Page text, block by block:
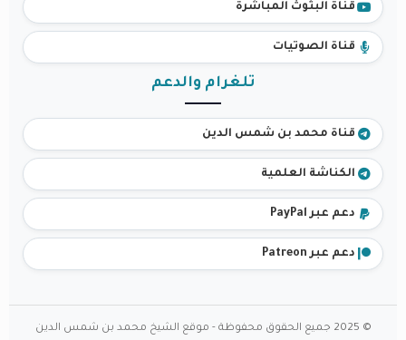
قناة البثوث المباشرة
قناة الصوتيات
تلغرام والدعم
قناة محمد بن شمس الدين
الكناشة العلمية
دعم عبر PayPal
دعم عبر Patreon
© 2025 جميع الحقوق محفوظة - موقع الشيخ محمد بن شمس الدين